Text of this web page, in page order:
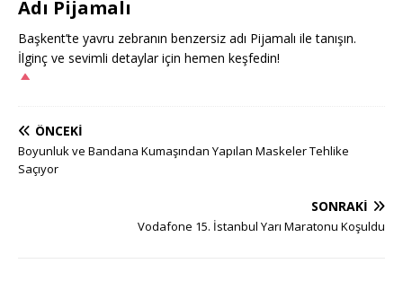
Adı Pijamalı
Başkent’te yavru zebranın benzersiz adı Pijamalı ile tanışın.
İlginç ve sevimli detaylar için hemen keşfedin!
ÖNCEKI
Boyunluk ve Bandana Kumaşından Yapılan Maskeler Tehlike
Saçıyor
SONRAKI
Vodafone 15. İstanbul Yarı Maratonu Koşuldu